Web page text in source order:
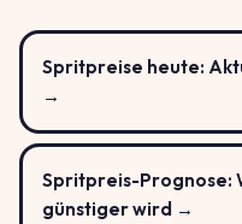
Spritpreise heute:
→
Spritpreis-Prognose:
günstiger wird →